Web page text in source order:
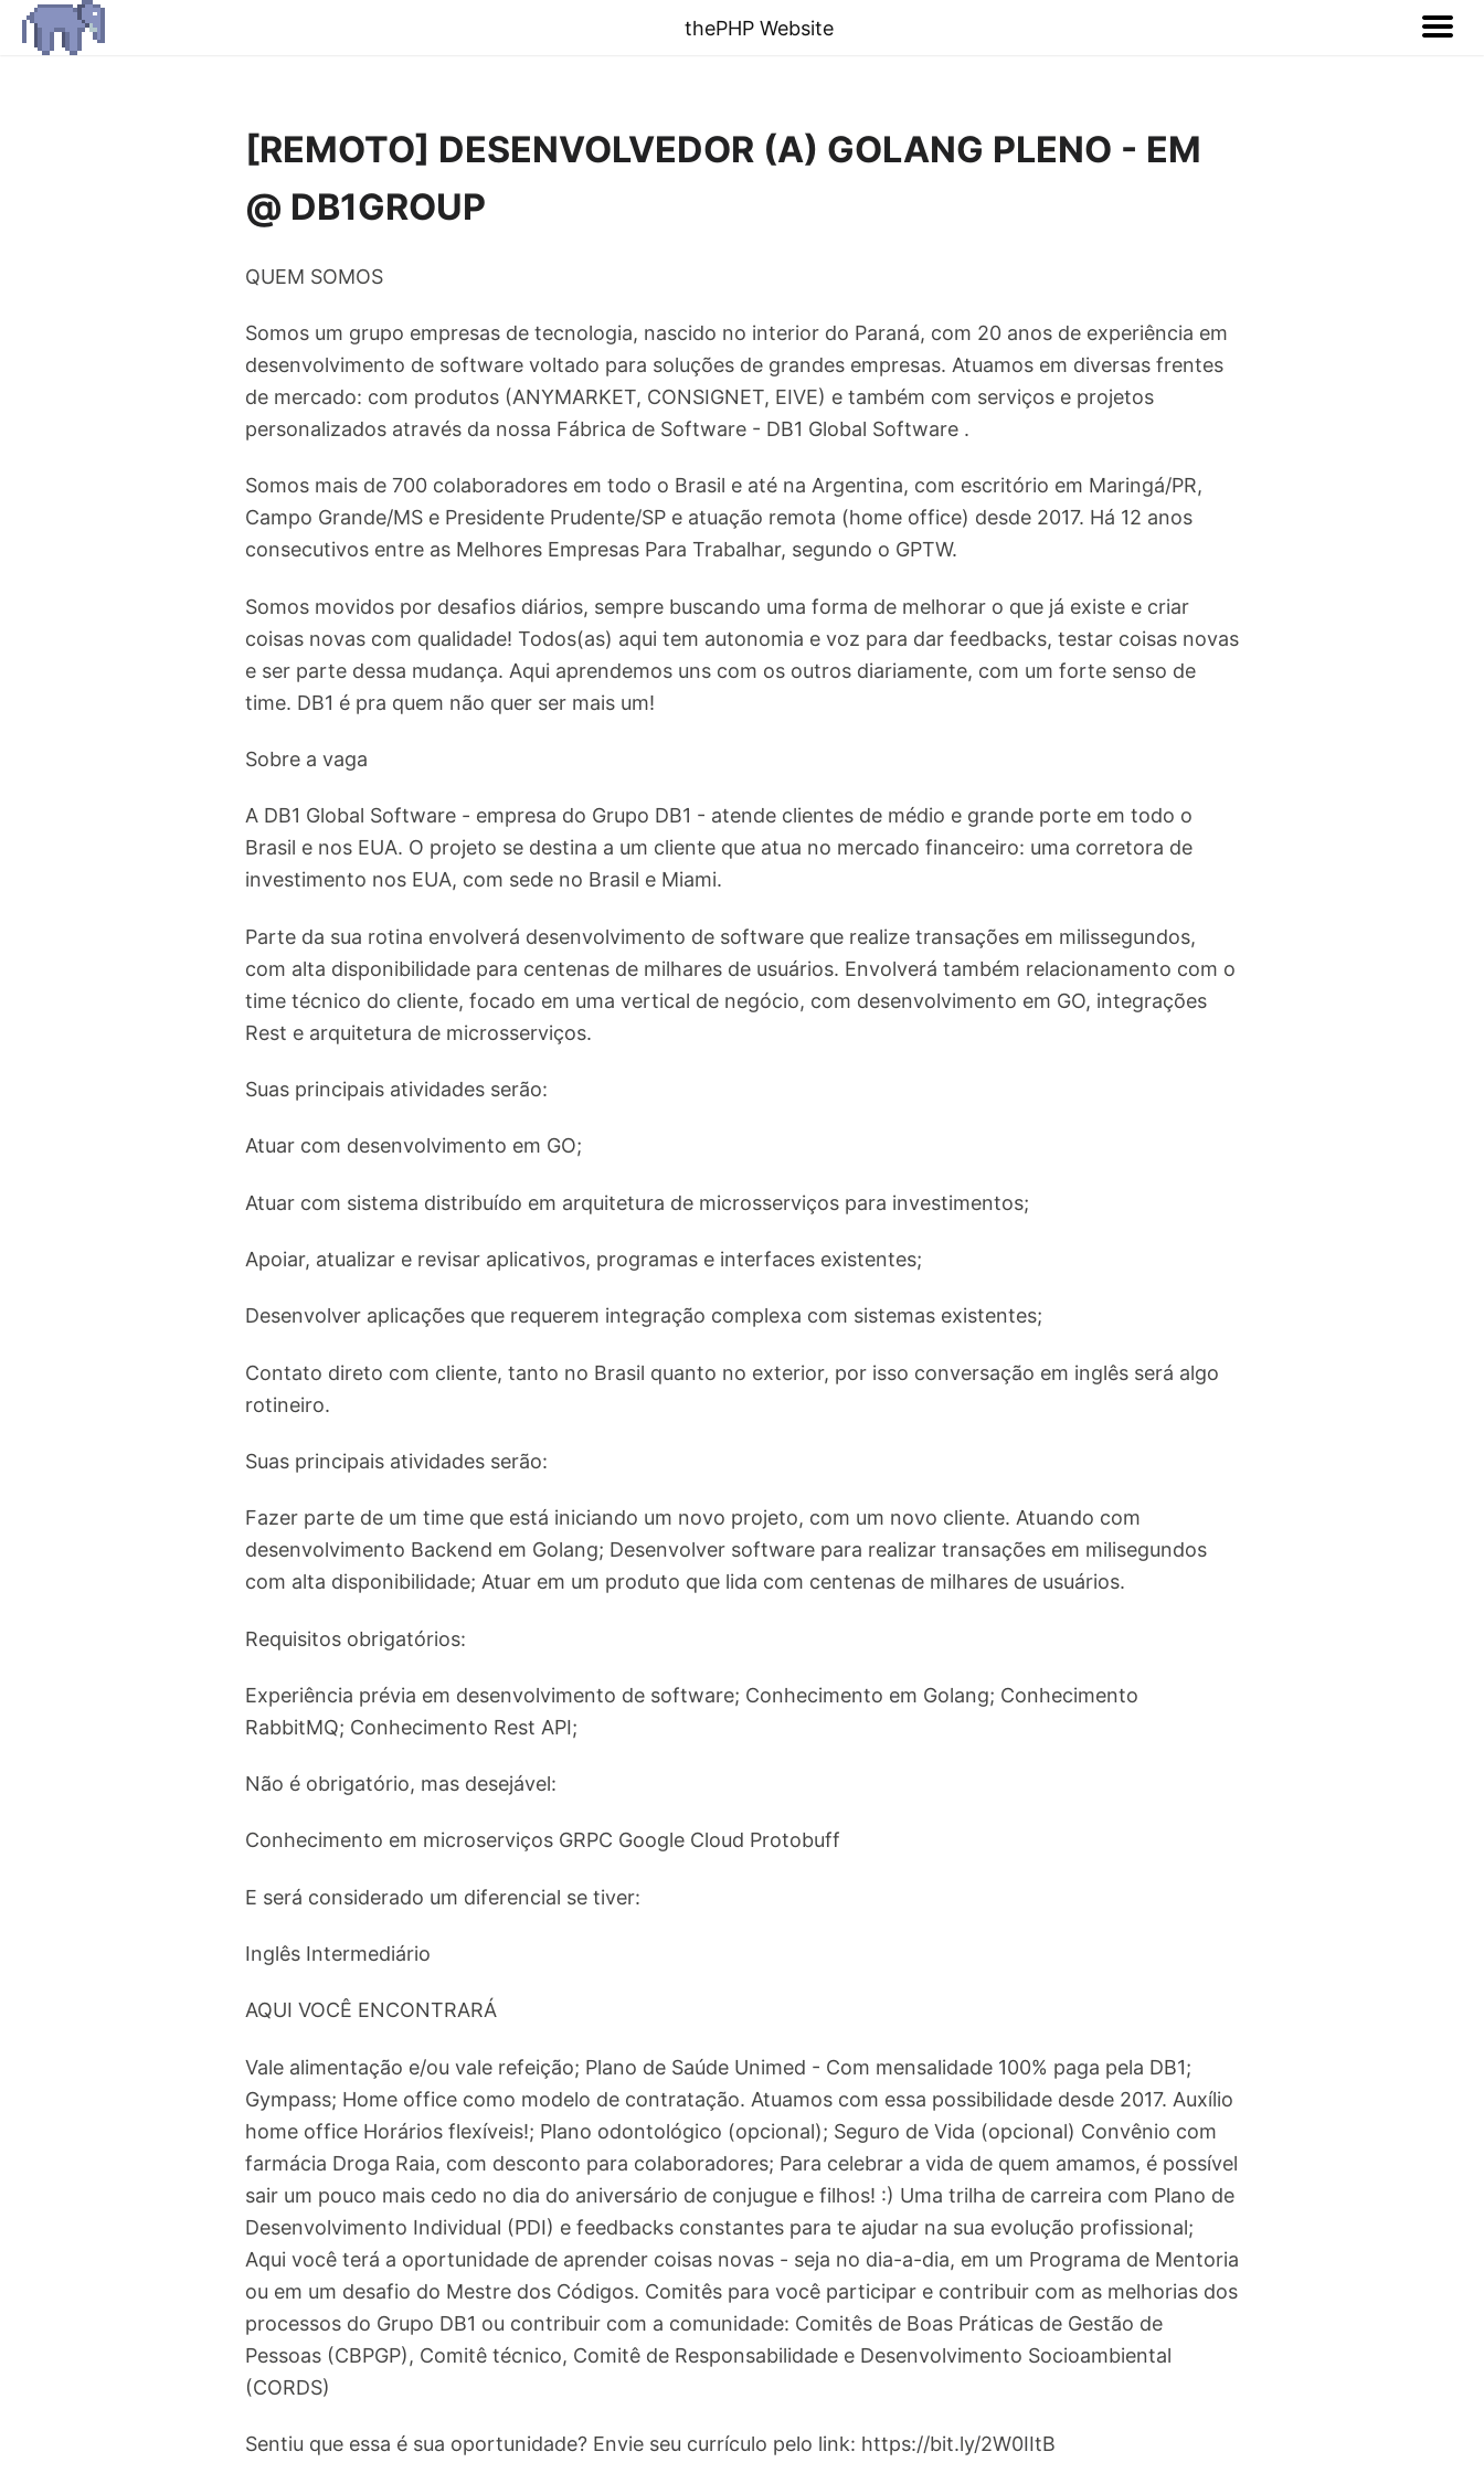
thePHP Website
[REMOTO] DESENVOLVEDOR (A) GOLANG PLENO - EM
@ DB1GROUP
QUEM SOMOS
Somos um grupo empresas de tecnologia, nascido no interior do Paraná, com 20 anos de experiência em
desenvolvimento de software voltado para soluções de grandes empresas. Atuamos em diversas frentes
de mercado: com produtos (ANYMARKET, CONSIGNET, EIVE) e também com serviços e projetos
personalizados através da nossa Fábrica de Software - DB1 Global Software .
Somos mais de 700 colaboradores em todo o Brasil e até na Argentina, com escritório em Maringá/PR,
Campo Grande/MS e Presidente Prudente/SP e atuação remota (home office) desde 2017. Há 12 anos
consecutivos entre as Melhores Empresas Para Trabalhar, segundo o GPTW.
Somos movidos por desafios diários, sempre buscando uma forma de melhorar o que já existe e criar
coisas novas com qualidade! Todos(as) aqui tem autonomia e voz para dar feedbacks, testar coisas novas
e ser parte dessa mudança. Aqui aprendemos uns com os outros diariamente, com um forte senso de
time. DB1 é pra quem não quer ser mais um!
Sobre a vaga
A DB1 Global Software - empresa do Grupo DB1 - atende clientes de médio e grande porte em todo o
Brasil e nos EUA. O projeto se destina a um cliente que atua no mercado financeiro: uma corretora de
investimento nos EUA, com sede no Brasil e Miami.
Parte da sua rotina envolverá desenvolvimento de software que realize transações em milissegundos,
com alta disponibilidade para centenas de milhares de usuários. Envolverá também relacionamento com o
time técnico do cliente, focado em uma vertical de negócio, com desenvolvimento em GO, integrações
Rest e arquitetura de microsserviços.
Suas principais atividades serão:
Atuar com desenvolvimento em GO;
Atuar com sistema distribuído em arquitetura de microsserviços para investimentos;
Apoiar, atualizar e revisar aplicativos, programas e interfaces existentes;
Desenvolver aplicações que requerem integração complexa com sistemas existentes;
Contato direto com cliente, tanto no Brasil quanto no exterior, por isso conversação em inglês será algo
rotineiro.
Suas principais atividades serão:
Fazer parte de um time que está iniciando um novo projeto, com um novo cliente. Atuando com
desenvolvimento Backend em Golang; Desenvolver software para realizar transações em milisegundos
com alta disponibilidade; Atuar em um produto que lida com centenas de milhares de usuários.
Requisitos obrigatórios:
Experiência prévia em desenvolvimento de software; Conhecimento em Golang; Conhecimento
RabbitMQ; Conhecimento Rest API;
Não é obrigatório, mas desejável:
Conhecimento em microserviços GRPC Google Cloud Protobuff
E será considerado um diferencial se tiver:
Inglês Intermediário
AQUI VOCÊ ENCONTRARÁ
Vale alimentação e/ou vale refeição; Plano de Saúde Unimed - Com mensalidade 100% paga pela DB1;
Gympass; Home office como modelo de contratação. Atuamos com essa possibilidade desde 2017. Auxílio
home office Horários flexíveis!; Plano odontológico (opcional); Seguro de Vida (opcional) Convênio com
farmácia Droga Raia, com desconto para colaboradores; Para celebrar a vida de quem amamos, é possível
sair um pouco mais cedo no dia do aniversário de conjugue e filhos! :) Uma trilha de carreira com Plano de
Desenvolvimento Individual (PDI) e feedbacks constantes para te ajudar na sua evolução profissional;
Aqui você terá a oportunidade de aprender coisas novas - seja no dia-a-dia, em um Programa de Mentoria
ou em um desafio do Mestre dos Códigos. Comitês para você participar e contribuir com as melhorias dos
processos do Grupo DB1 ou contribuir com a comunidade: Comitês de Boas Práticas de Gestão de
Pessoas (CBPGP), Comitê técnico, Comitê de Responsabilidade e Desenvolvimento Socioambiental
(CORDS)
Sentiu que essa é sua oportunidade? Envie seu currículo pelo link: https://bit.ly/2W0IItB